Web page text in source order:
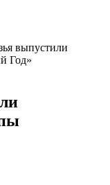
выпустили
Год»